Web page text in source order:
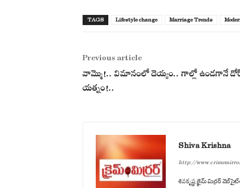
TAGS Lifestyle change Marriage Trends
Previous article
వామ్మొ!.. విమానంలో దెయ్యం.. గాల్లో ఉండగానే డోర్
యత్నం!..
Shiva Krishna
http://
శివకృష్ణ క్రైమ్ మిర్రర్